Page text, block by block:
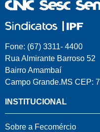
Fone: (67) 3311- 4400
Rua Almirante Barroso 52
Bairro Amambaí
Campo Grande.MS CEP:
INSTITUCIONAL
Sobre a Fecomércio